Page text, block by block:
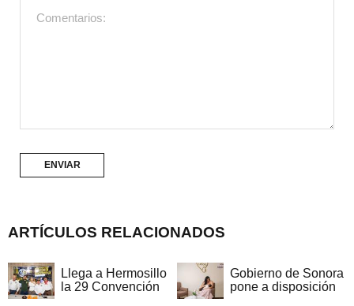
ARTÍCULOS RELACIONADOS
Llega a Hermosillo
la 29 Convención
Gobierno de Sonora
pone a disposición